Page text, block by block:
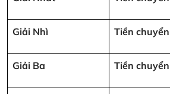
Giải Nhì Tiền
Giải Ba Tiền